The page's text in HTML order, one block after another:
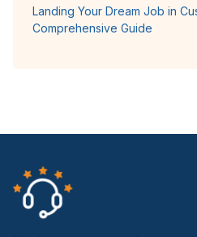
Landing Your Dream Job in
Comprehensive Guide